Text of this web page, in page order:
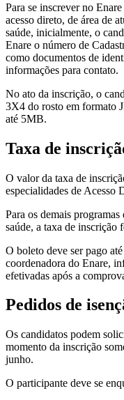
Para se inscrever no
acesso direto, de área de
saúde, inicialmente, o
Enare o número de
como documentos de
informações para contato.
No ato da inscrição, o
3X4 do rosto em formato
até 5MB.
Taxa de
O valor da taxa de
especialidades de Acesso
Para os demais
saúde, a taxa de inscrição
O boleto deve ser pago
coordenadora do Enare,
efetivadas após a
Pedidos de
Os candidatos podem
momento da inscrição
junho.
O participante deve se